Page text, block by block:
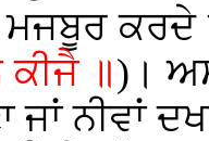
ਕਰਦੇ
ਕੀਜੈ ॥)।
ਜਾਂ ਨੀਵਾਂ